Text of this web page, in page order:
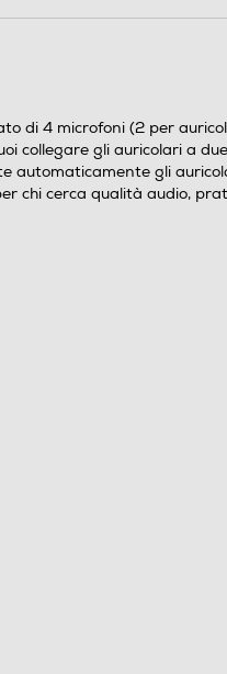
di 4 microfoni (2 per
collegare gli auricolari a
automaticamente gli
chi cerca qualità audio,